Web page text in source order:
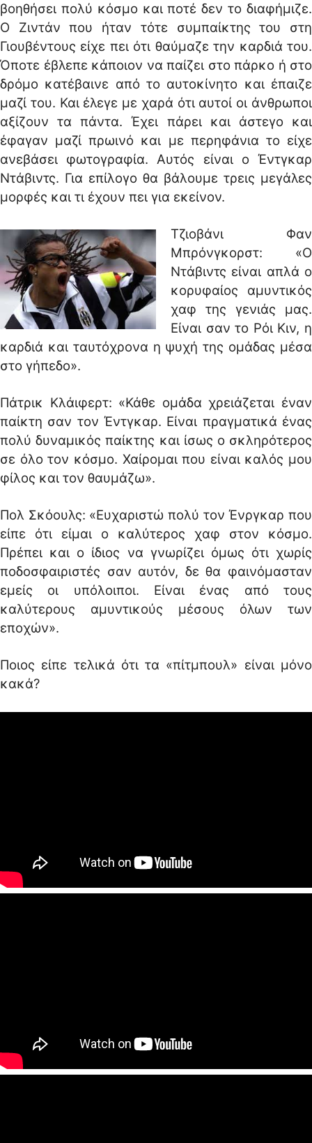
βοηθήσει πολύ κόσμο και ποτέ δεν το διαφήμιζε.
Ο Ζιντάν που ήταν τότε συμπαίκτης του στη
Γιουβέντους είχε πει ότι θαύμαζε την καρδιά του.
Όποτε έβλεπε κάποιον να παίζει στο πάρκο ή στο
δρόμο κατέβαινε από το αυτοκίνητο και έπαιζε
μαζί του. Και έλεγε με χαρά ότι αυτοί οι άνθρωποι
αξίζουν τα πάντα. Έχει πάρει και άστεγο και
έφαγαν μαζί πρωινό και με περηφάνια το είχε
ανεβάσει φωτογραφία. Αυτός είναι ο Έντγκαρ
Ντάβιντς. Για επίλογο θα βάλουμε τρεις μεγάλες
μορφές και τι έχουν πει για εκείνον.
Τζιοβάνι Φαν
Μπρόνγκορστ: «Ο
Ντάβιντς είναι απλά ο
κορυφαίος αμυντικός
χαφ της γενιάς μας.
Είναι σαν το Ρόι Κιν, η
καρδιά και ταυτόχρονα η ψυχή της ομάδας μέσα
στο γήπεδο».
Πάτρικ Κλάιφερτ: «Κάθε ομάδα χρειάζεται έναν
παίκτη σαν τον Έντγκαρ. Είναι πραγματικά ένας
πολύ δυναμικός παίκτης και ίσως ο σκληρότερος
σε όλο τον κόσμο. Χαίρομαι που είναι καλός μου
φίλος και τον θαυμάζω».
Πολ Σκόουλς: «Ευχαριστώ πολύ τον Ένργκαρ που
είπε ότι είμαι ο καλύτερος χαφ στον κόσμο.
Πρέπει και ο ίδιος να γνωρίζει όμως ότι χωρίς
ποδοσφαιριστές σαν αυτόν, δε θα φαινόμασταν
εμείς οι υπόλοιποι. Είναι ένας από τους
καλύτερους αμυντικούς μέσους όλων των
εποχών».
Ποιος είπε τελικά ότι τα «πίτμπουλ» είναι μόνο
κακά?